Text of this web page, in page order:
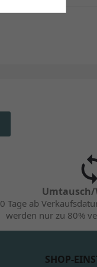
Tage ab
werden nur zu 80%
SHOP-